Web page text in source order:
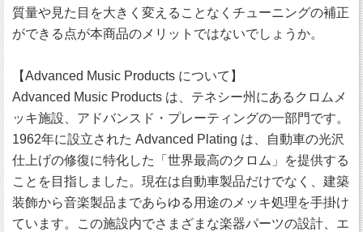
質量や見た目を大きく変えることなくチューニングの補正
ができる点が本商品のメリットではないでしょうか。
【Advanced Music Products について】
Advanced Music Products は、テネシー州にあるクロムメ
ッキ施設、アドバンスド・プレーティングの一部門です。
1962年に設立された Advanced Plating は、自動車の光沢
仕上げの修復に特化した「世界最高のクロム」を提供する
ことを目指しました。現在は自動車製品だけでなく、建築
装飾から音楽製品まであらゆる用途のメッキ処理を手掛け
ています。この施設内でさまざまな楽器パーツの設計、エ